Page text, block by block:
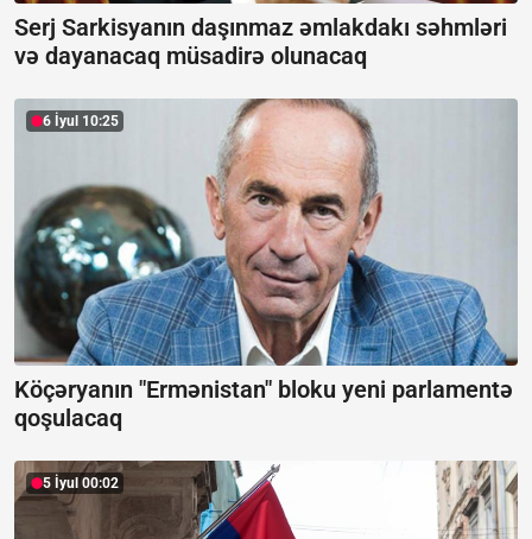
Serj Sarkisyanın daşınmaz əmlakdakı səhmləri
və dayanacaq müsadirə olunacaq
6 İyul 10:25
Köçəryanın "Ermənistan" bloku yeni parlamentə
qoşulacaq
5 İyul 00:02